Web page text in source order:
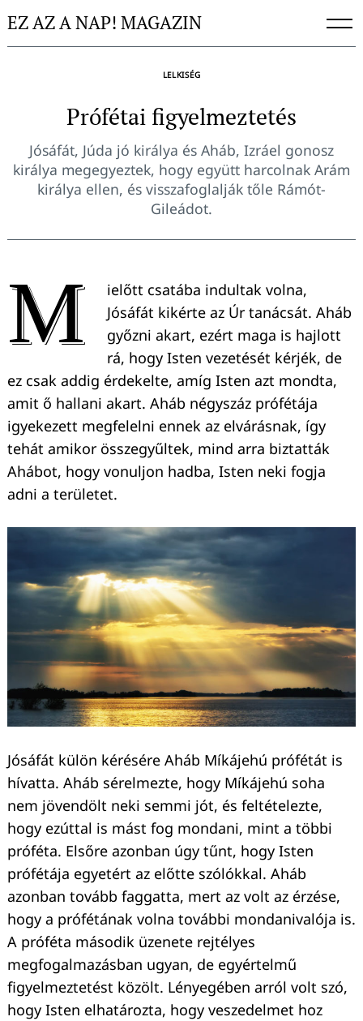
toEZ AZ A NAP! MAGAZIN
LELKISÉG
Prófétai figyelmeztetés
Jósáfát, Júda jó királya és Aháb, Izráel gonosz
királya megegyeztek, hogy együtt harcolnak Arám
királya ellen, és visszafoglalják tőle Rámót-
Gileádot.
M
ielőtt csatába indultak volna,
Jósáfát kikérte az Úr tanácsát. Aháb
győzni akart, ezért maga is hajlott
rá, hogy Isten vezetését kérjék, de
ez csak addig érdekelte, amíg Isten azt mondta,
amit ő hallani akart. Aháb négyszáz prófétája
igyekezett megfelelni ennek az elvárásnak, így
tehát amikor összegyűltek, mind arra biztatták
Ahábot, hogy vonuljon hadba, Isten neki fogja
adni a területet.
Jósáfát külön kérésére Aháb Míkájehú prófétát is
hívatta. Aháb sérelmezte, hogy Míkájehú soha
nem jövendölt neki semmi jót, és feltételezte,
hogy ezúttal is mást fog mondani, mint a többi
próféta. Elsőre azonban úgy tűnt, hogy Isten
prófétája egyetért az előtte szólókkal. Aháb
azonban tovább faggatta, mert az volt az érzése,
hogy a prófétának volna további mondanivalója is.
A próféta második üzenete rejtélyes
megfogalmazásban ugyan, de egyértelmű
figyelmeztetést közölt. Lényegében arról volt szó,
hogy Isten elhatározta, hogy veszedelmet hoz